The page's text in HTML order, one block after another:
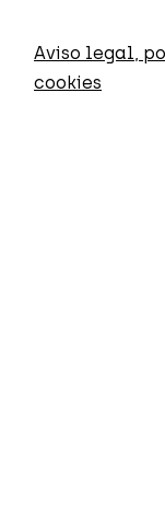
Aviso legal,
cookies